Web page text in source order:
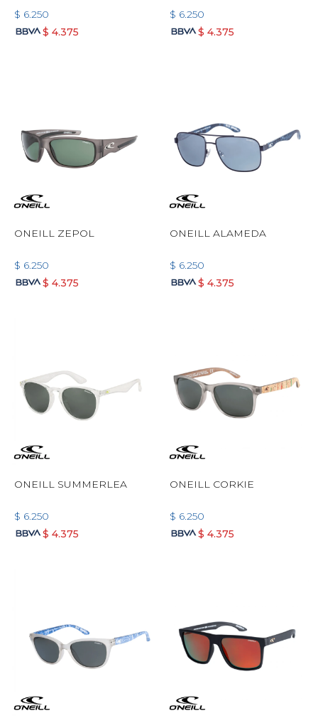
$ 6.250
$ 4.375
$ 6.250
$ 4.375
ONEILL ZEPOL
$ 6.250
$ 4.375
ONEILL ALAMEDA
$ 6.250
$ 4.375
ONEILL SUMMERLEA
$ 6.250
$ 4.375
ONEILL CORKIE
$ 6.250
$ 4.375